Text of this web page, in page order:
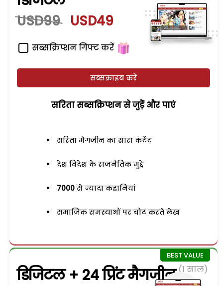
USD99 USD49
सब्सक्रिप्शन गिफ्ट करें
सब्सक्राइब करें
सरिता सब्सक्रिप्शन से जुड़ेें और पाएं
सरिता मैगजीन का सारा कंटेंट
देश विदेश के राजनैतिक मुद्दे
7000 से ज्यादा कहानियां
समाजिक समस्याओं पर चोट करते लेख
डिजिटल + 24 प्रिंट मैगजीन (1 साल)